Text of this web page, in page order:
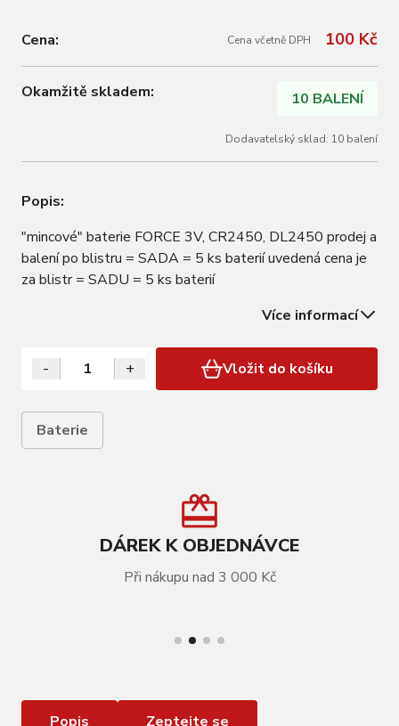
Cena: Cena včetně DPH 100 Kč
Okamžitě skladem: 10 BALENÍ
Dodavatelský sklad: 10 balení
Popis:
"mincové" baterie FORCE 3V, CR2450, DL2450 prodej a
balení po blistru = SADA = 5 ks baterií uvedená cena je
za blistr = SADU = 5 ks baterií
Více informací
- + Vložit do košíku
Baterie
DÁREK K OBJEDNÁVCE
Při nákupu nad 3 000 Kč
Popis Zeptejte se